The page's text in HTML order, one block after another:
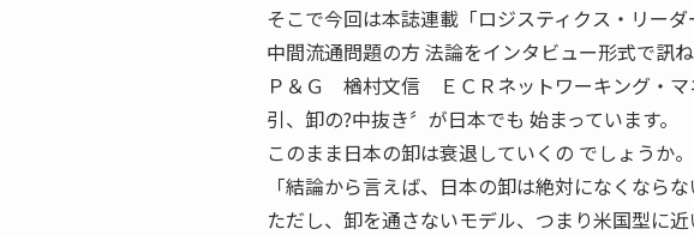
そこで今回は本誌連載「ロジスティクス・リー
中間流通問題の方 法論をインタビュー形式で訊ね
Ｐ＆Ｇ 楢村文信 ＥＣＲネットワーキング・マ
引、卸の?中抜き〞が日本でも 始まっています。
このまま日本の卸は衰退していくの でしょうか。
「結論から言えば、日本の卸は絶対になくならな
ただし、卸を通さないモデル、つまり米国型に